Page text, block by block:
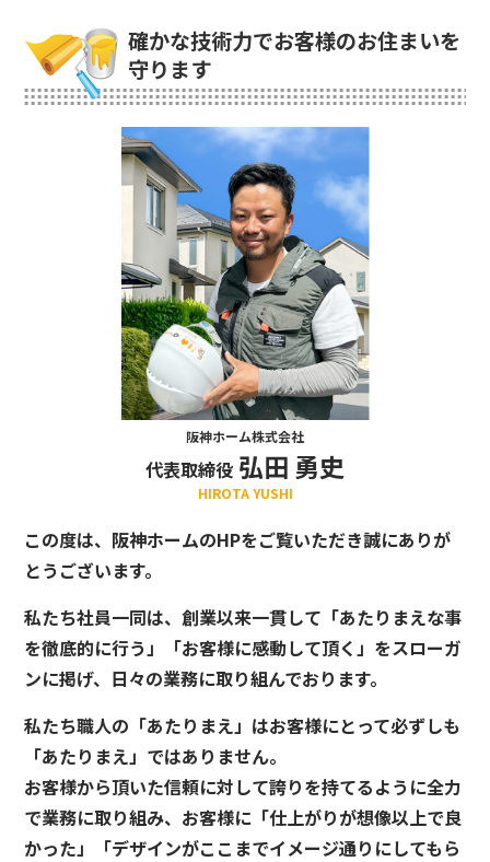
確かな技術力でお客様のお住まいを
守ります
阪神ホーム株式会社
代表取締役 弘田 勇史
HIROTA YUSHI
この度は、阪神ホームのHPをご覧いただき誠にありが
とうございます。
私たち社員一同は、創業以来一貫して「あたりまえな事
を徹底的に行う」「お客様に感動して頂く」をスローガ
ンに掲げ、日々の業務に取り組んでおります。
私たち職人の「あたりまえ」はお客様にとって必ずしも
「あたりまえ」ではありません。
お客様から頂いた信頼に対して誇りを持てるように全力
で業務に取り組み、お客様に「仕上がりが想像以上で良
かった」「デザインがここまでイメージ通りにしてもら